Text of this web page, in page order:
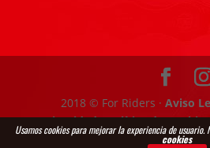
2018 © For Riders · Aviso
Privacidad·Política de Cookies
Diseñada por:
Agentis
Usamos cookies para mejorar la experiencia de usuario.
cookies